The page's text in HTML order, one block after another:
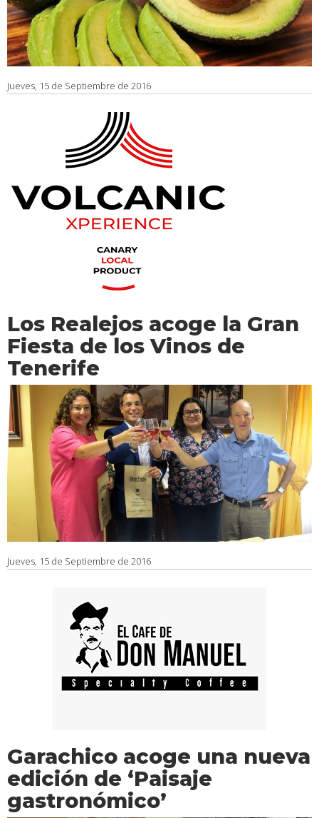
Jueves, 15 de Septiembre de 2016
Los Realejos acoge la Gran
Fiesta de los Vinos de
Tenerife
Jueves, 15 de Septiembre de 2016
Garachico acoge una nueva
edición de ‘Paisaje
gastronómico’